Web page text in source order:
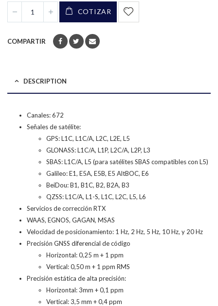
COTIZAR
COMPARTIR
DESCRIPTION
Canales: 672
Señales de satélite:
GPS: L1C, L1C/A, L2C, L2E, L5
GLONASS: L1C/A, L1P, L2C/A, L2P, L3
SBAS: L1C/A, L5 (para satélites SBAS compatibles con L5)
Galileo: E1, E5A, E5B, E5 AltBOC, E6
BeiDou: B1, B1C, B2, B2A, B3
QZSS: L1C/A, L1-S, L1C, L2C, L5, L6
Servicios de corrección RTX
WAAS, EGNOS, GAGAN, MSAS
Velocidad de posicionamiento: 1 Hz, 2 Hz, 5 Hz, 10 Hz, y 20 Hz
Precisión GNSS diferencial de código
Horizontal: 0,25 m + 1 ppm
Vertical: 0,50 m + 1 ppm RMS
Precisión estática de alta precisión:
Horizontal: 3mm + 0,1 ppm
Vertical: 3,5 mm + 0,4 ppm